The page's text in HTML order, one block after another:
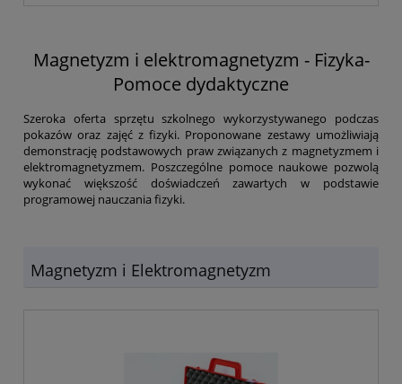
Magnetyzm i elektromagnetyzm - Fizyka-
Pomoce dydaktyczne
Szeroka oferta sprzętu szkolnego wykorzystywanego podczas
pokazów oraz zajęć z fizyki. Proponowane zestawy umożliwiają
demonstrację podstawowych praw związanych z magnetyzmem i
elektromagnetyzmem. Poszczególne pomoce naukowe pozwolą
wykonać większość doświadczeń zawartych w podstawie
programowej nauczania fizyki.
Magnetyzm i Elektromagnetyzm